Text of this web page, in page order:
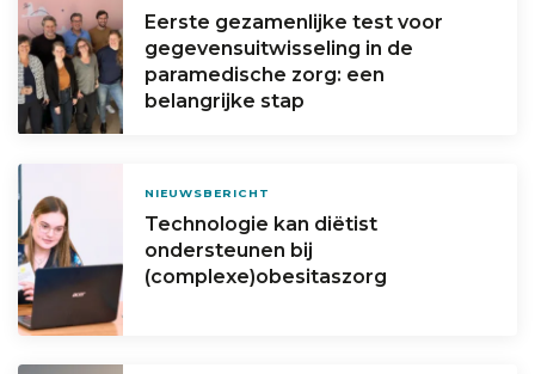
Eerste gezamenlijke test voor
gegevensuitwisseling in de
paramedische zorg: een
belangrijke stap
NIEUWSBERICHT
Technologie kan diëtist
ondersteunen bij
(complexe)obesitaszorg